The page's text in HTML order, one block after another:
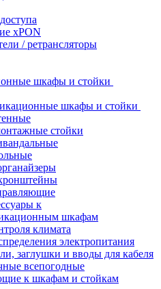
хPON
/ ретрансляторы
шкафы и стойки
шкафы и стойки
стойки
к
шкафам
климата
электропитания
заглушки и вводы для кабеля
всепогодные
к шкафам и стойкам